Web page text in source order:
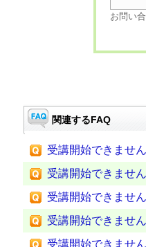
お問い
関連するFAQ
受講開始できませ
受講開始できませ
受講開始できませ
受講開始できませ
受講開始できませ